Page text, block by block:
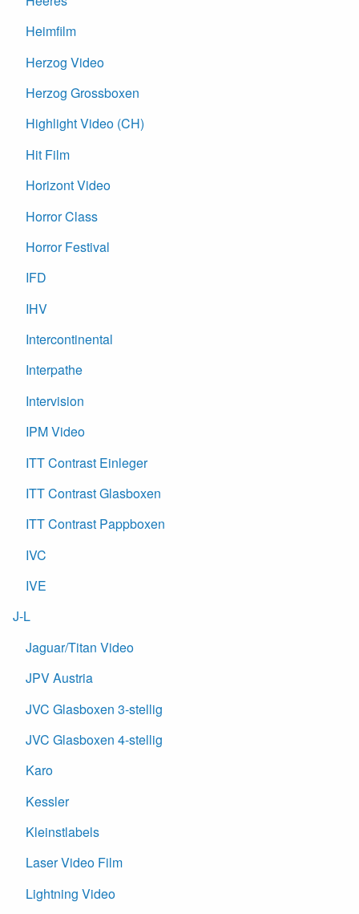
Heimfilm
Herzog Video
Herzog Grossboxen
Highlight Video (CH)
Hit Film
Horizont Video
Horror Class
Horror Festival
IFD
IHV
Intercontinental
Interpathe
Intervision
IPM Video
ITT Contrast Einleger
ITT Contrast Glasboxen
ITT Contrast Pappboxen
IVC
IVE
J-L
Jaguar/Titan Video
JPV Austria
JVC Glasboxen 3-stellig
JVC Glasboxen 4-stellig
Karo
Kessler
Kleinstlabels
Laser Video Film
Lightning Video